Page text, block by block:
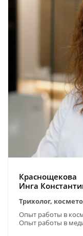
Краснощекова
Инга
Трихолог,
Опыт работы в
Опыт работы в